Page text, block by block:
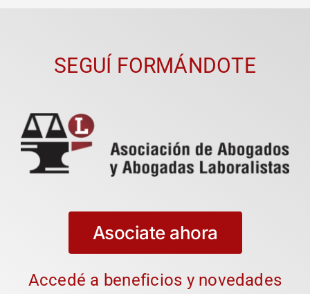
SEGUÍ FORMÁNDOTE
Asociate ahora
Accedé a beneficios y novedades